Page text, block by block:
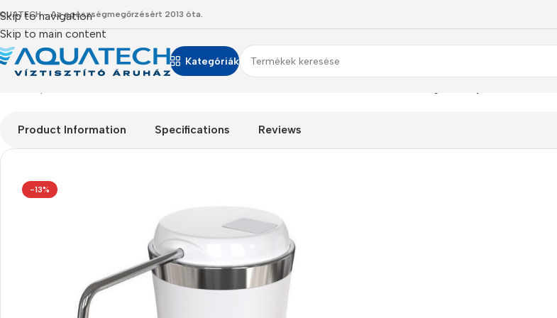
Skip to navigation
Skip to main content
- Az egészségmegőrzésért 2013 óta.
Kategóriák
Product Information Specifications Reviews
-13%